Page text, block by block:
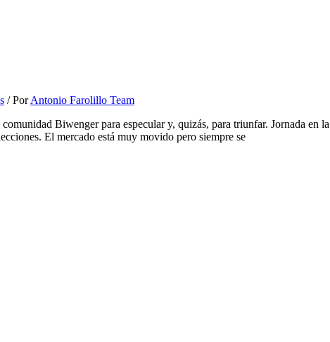
/ PorAntonio Farolillo Team
Biwenger para especular y, quizás, para triunfar. Jornada en
El mercado está muy movido pero siempre se